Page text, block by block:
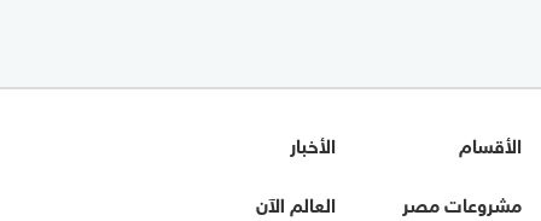
الأقسام
الأخبار
مشروعات مصر
العالم الآن